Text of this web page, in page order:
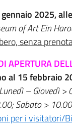
2025,
of Art Ein
senza
APERTURA
al 15 febbraio
– Giovedì
Sabato >
per i visitatori/